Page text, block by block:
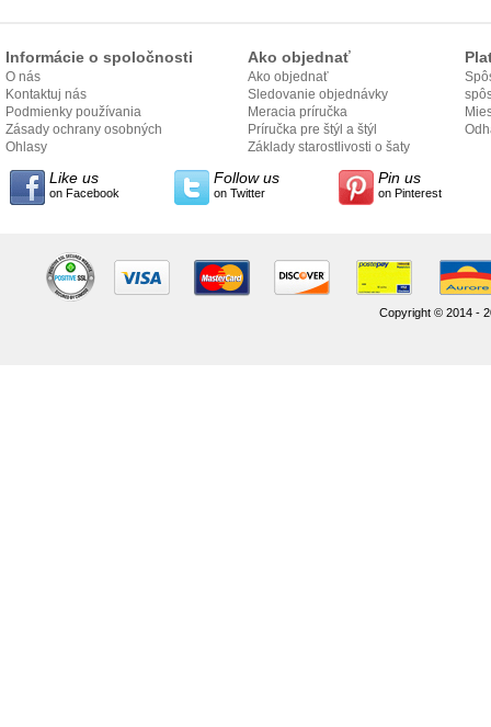
Informácie o spoločnosti
O nás
Kontaktuj nás
Podmienky používania
Zásady ochrany osobných
údajov
Ohlasy
Ako objednať
Ako objednať
Sledovanie objednávky
Meracia príručka
Príručka pre štýl a štýl
Základy starostlivosti o šaty
Like us
on Facebook
Follow us
on Twitter
Pin us
on Pinterest
Copyright © 2014 -